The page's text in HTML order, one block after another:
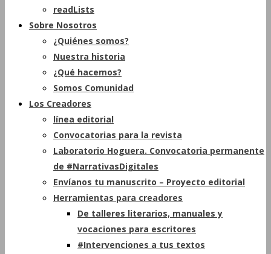
readLists
Sobre Nosotros
¿Quiénes somos?
Nuestra historia
¿Qué hacemos?
Somos Comunidad
Los Creadores
línea editorial
Convocatorias para la revista
Laboratorio Hoguera. Convocatoria permanente
de #NarrativasDigitales
Envíanos tu manuscrito – Proyecto editorial
Herramientas para creadores
De talleres literarios, manuales y
vocaciones para escritores
#Intervenciones a tus textos